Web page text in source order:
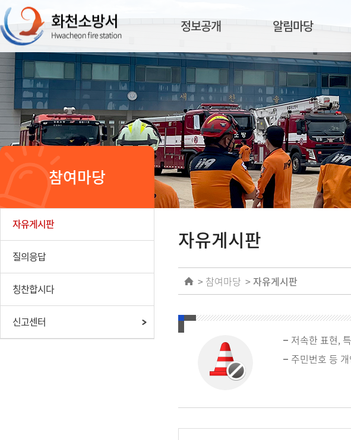
정보공개 알림마당
참여마당
자유게시판
질의응답
칭찬합시다
신고센터
자유게시판
참여마당 자유게시판
저속한 표현,
주민번호 등